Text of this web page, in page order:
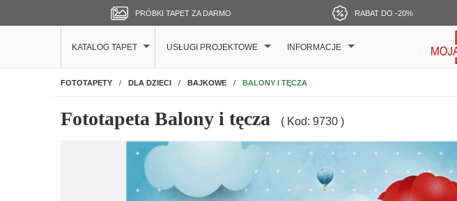
PRÓBKI TAPET ZA DARMO RABAT DO -20%
KATALOG TAPET USŁUGI PROJEKTOWE INFORMACJE
FOTOTAPETYNA ŚCIANĘ
DLA DZIECI BAJKOWE BALONY I TĘCZA
Fototapeta Balony i tęcza ( Kod: 9730 )